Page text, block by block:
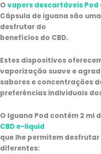
O vapers descartáveis Pod
Cápsula de iguana são
desfrutar do
benefícios do CBD.
Estes dispositivos
vaporização suave e
sabores e concentrações
preferências individuais
O Iguana Pod contém 2 ml
CBD e-liquid
que lhe permitem
diferentes: